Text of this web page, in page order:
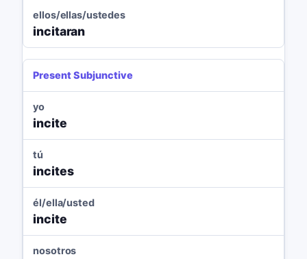
ellos/ellas/ustedes
incitaran
Present Subjunctive
yo
incite
tú
incites
él/ella/usted
incite
nosotros